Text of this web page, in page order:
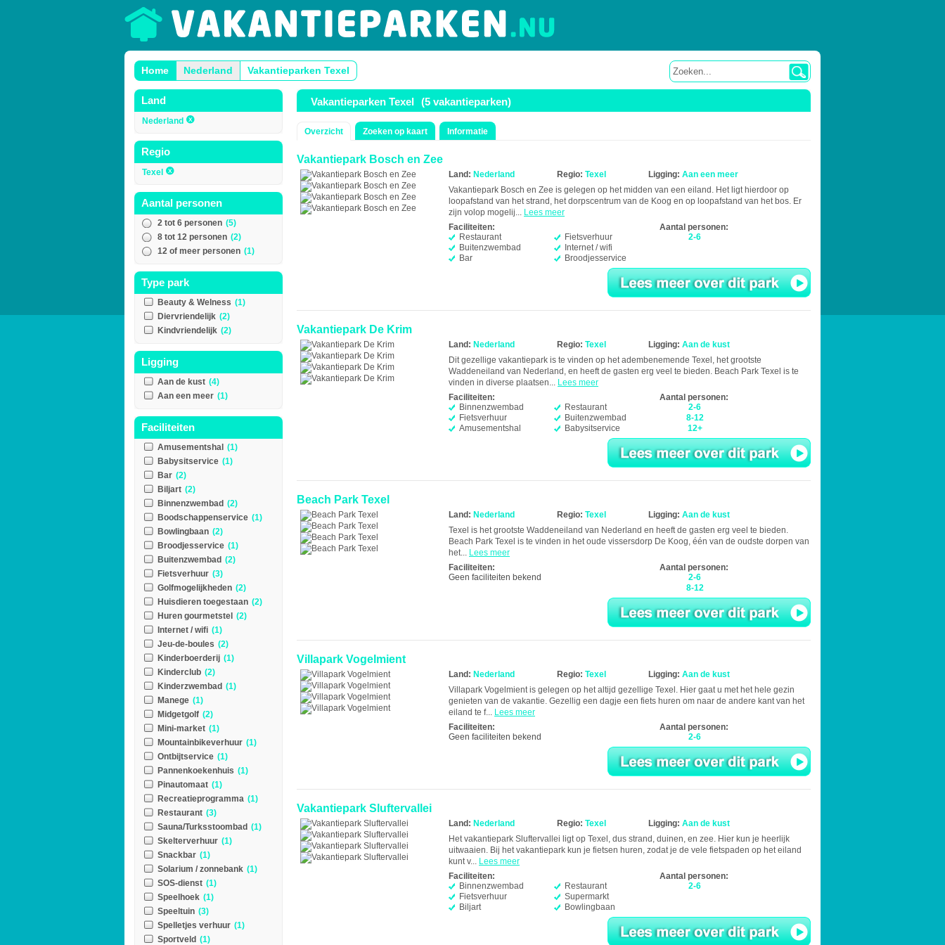
Home Nederland Vakantieparken Texel
Land
Nederland
Regio
Texel
Aantal personen
2 tot 6 personen (5)
8 tot 12 personen (2)
12 of meer personen (1)
Type park
Beauty & Welness (1)
Diervriendelijk (2)
Kindvriendelijk (2)
Ligging
Aan de kust (4)
Aan een meer (1)
Faciliteiten
Amusementshal (1)
Babysitservice (1)
Bar (2)
Biljart (2)
Binnenzwembad (2)
Boodschappenservice (1)
Bowlingbaan (2)
Broodjesservice (1)
Buitenzwembad (2)
Fietsverhuur (3)
Golfmogelijkheden (2)
Huisdieren toegestaan (2)
Huren gourmetstel (2)
Internet / wifi (1)
Jeu-de-boules (2)
Kinderboerderij (1)
Kinderclub (2)
Kinderzwembad (1)
Manege (1)
Midgetgolf (2)
Mini-market (1)
Mountainbikeverhuur (1)
Ontbijtservice (1)
Pannenkoekenhuis (1)
Pinautomaat (1)
Recreatieprogramma (1)
Restaurant (3)
Sauna/Turksstoombad (1)
Skelterverhuur (1)
Snackbar (1)
Solarium / zonnebank (1)
SOS-dienst (1)
Speelhoek (1)
Speeltuin (3)
Spelletjes verhuur (1)
Sportveld (1)
Vakantieparken Texel (5 vakantieparken)
Overzicht Zoeken op kaart Informatie
Vakantiepark Bosch en Zee
Land: Nederland Regio: Texel Ligging: Aan een meer
Vakantiepark Bosch en Zee is gelegen op het midden van een eiland. Het ligt hierdoor op
loopafstand van het strand, het dorpscentrum van de Koog en op loopafstand van het bos. Er
zijn volop mogelij... Lees meer
Faciliteiten:
Restaurant
Fietsverhuur
Buitenzwembad
Internet / wifi
Bar
Broodjesservice
Aantal personen:
2-6
Vakantiepark De Krim
Land: Nederland Regio: Texel Ligging: Aan de kust
Dit gezellige vakantiepark is te vinden op het adembenemende Texel, het grootste
Waddeneiland van Nederland, en heeft de gasten erg veel te bieden. Beach Park Texel is te
vinden in diverse plaatsen... Lees meer
Faciliteiten:
Binnenzwembad
Restaurant
Fietsverhuur
Buitenzwembad
Amusementshal
Babysitservice
Aantal personen:
2-6
8-12
12+
Beach Park Texel
Land: Nederland Regio: Texel Ligging: Aan de kust
Texel is het grootste Waddeneiland van Nederland en heeft de gasten erg veel te bieden.
Beach Park Texel is te vinden in het oude vissersdorp De Koog, één van de oudste dorpen van
het... Lees meer
Faciliteiten:
Geen faciliteiten bekend
Aantal personen:
2-6
8-12
Villapark Vogelmient
Land: Nederland Regio: Texel Ligging: Aan de kust
Villapark Vogelmient is gelegen op het altijd gezellige Texel. Hier gaat u met het hele gezin
genieten van de vakantie. Gezellig een dagje een fiets huren om naar de andere kant van het
eiland te f... Lees meer
Faciliteiten:
Geen faciliteiten bekend
Aantal personen:
2-6
Vakantiepark Sluftervallei
Land: Nederland Regio: Texel Ligging: Aan de kust
Het vakantiepark Sluftervallei ligt op Texel, dus strand, duinen, en zee. Hier kun je heerlijk
uitwaaien. Bij het vakantiepark kun je fietsen huren, zodat je de vele fietspaden op het eiland
kunt v... Lees meer
Faciliteiten:
Binnenzwembad
Restaurant
Fietsverhuur
Supermarkt
Biljart
Bowlingbaan
Aantal personen:
2-6